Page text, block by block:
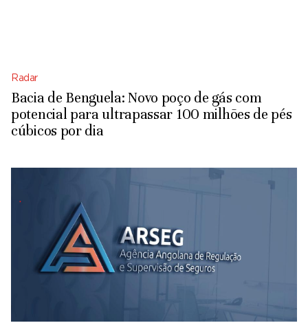
Radar
Bacia de Benguela: Novo poço de gás com
potencial para ultrapassar 100 milhões de pés
cúbicos por dia